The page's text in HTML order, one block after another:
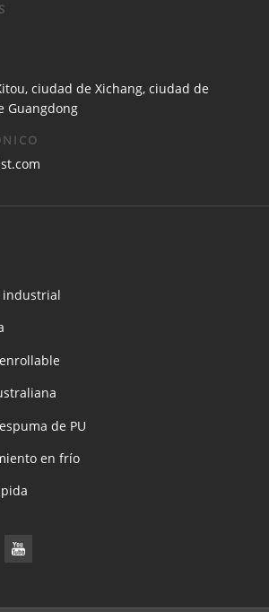
ciudad de Xichang, ciudad de
Guangdong
industrial
de PU
en frío